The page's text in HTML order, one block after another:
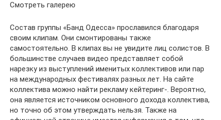
Смотреть галерею
Состав группы «Банд Одесса» прославился благодаря
своим клипам. Они смонтированы также
самостоятельно. В клипах вы не увидите лиц солистов. В
большинстве случаев видео представляет собой
нарезку из выступлений именитых коллективов или пар
на международных фестивалях разных лет. На сайте
коллектива можно найти рекламу кейтеринг-. Вероятно,
она является источником основного дохода коллектива,
но точно об этом утверждать нельзя. Также на